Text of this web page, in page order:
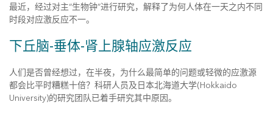
最近，经过对主“生物钟”进行研究，解释了为何人体在一天之内不同
时段对应激反应不一。
下丘脑-垂体-肾上腺轴应激反应
人们是否曾经想过，在半夜，为什么最简单的问题或轻微的应激源
都会比平时糟糕十倍？科研人员及日本北海道大学(Hokkaido
University)的研究团队已着手研究其中原因。